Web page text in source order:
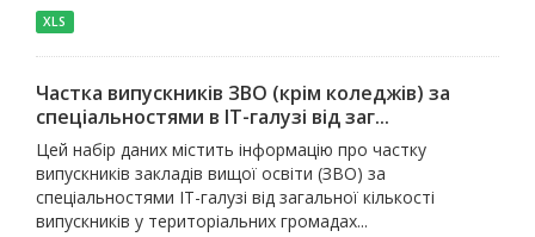
XLS
Частка випускників ЗВО (крім коледжів) за
спеціальностями в ІТ-галузі від заг...
Цей набір даних містить інформацію про частку
випускників закладів вищої освіти (ЗВО) за
спеціальностями ІТ-галузі від загальної кількості
випускників у територіальних громадах...